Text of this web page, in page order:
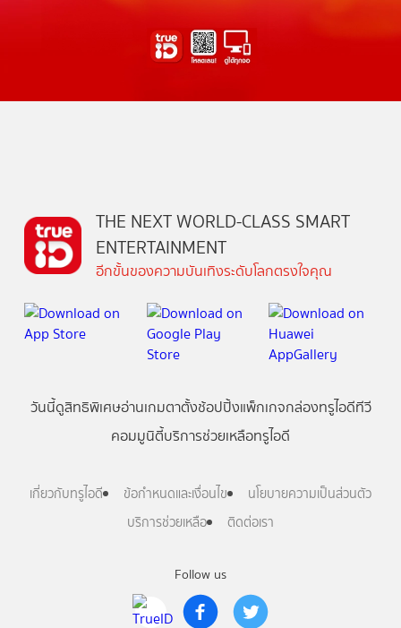
Follow us
THE NEXT WORLD-CLASS SMART
ENTERTAINMENT
อีกขั้นของความบันเทิงระดับโลกตรงใจคุณ
วันนี้ดูสิทธิพิเศษอ่านเกมตาตั้งช้อปปิ้งแพ็กเกจกล่องทรูไอดีทีวี
คอมมูนิตี้บริการช่วยเหลือทรูไอดี
เกี่ยวกับทรูไอดี ข้อกำหนดและเงื่อนไข
นโยบายความเป็นส่วนตัว
บริการช่วยเหลือ
ติดต่อเรา